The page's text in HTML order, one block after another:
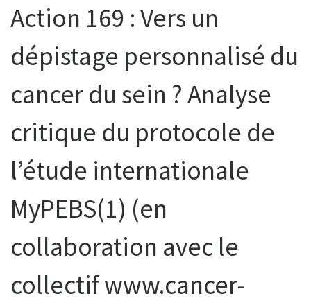
Action 169 : Vers un
dépistage personnalisé du
cancer du sein ? Analyse
critique du protocole de
l’étude internationale
MyPEBS(1) (en
collaboration avec le
collectif www.cancer-